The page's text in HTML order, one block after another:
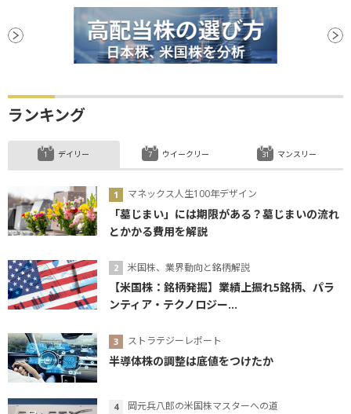
ランキング
デイリー
マネックス人生100年デザイン
「墓じまい」には期限がある？墓じまいの流れ
とかかる費用を解説
米国株、業界動向と銘柄解説
【米国株：銘柄発掘】業績上振れ5銘柄、パラ
ンティア・テクノロジー...
ストラテジーレポート
半導体株の調整は底値をつけたか
岡元兵八郎の米国株マスターへの道
ウイークリー マンスリー